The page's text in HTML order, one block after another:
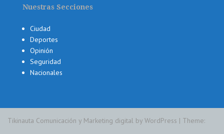
Nuestras Secciones
Ciudad
Deportes
Opinión
Seguridad
Nacionales
Tikinauta Comunicación y Marketing digital by WordPress | Theme: